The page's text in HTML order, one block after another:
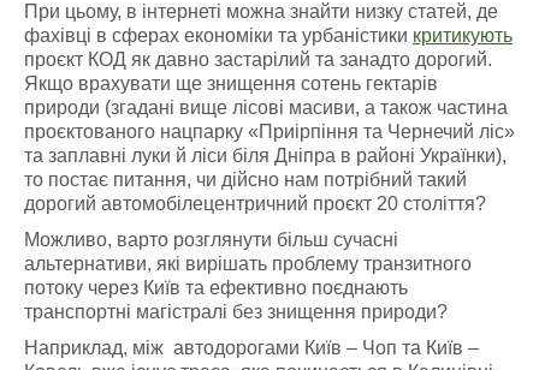
При цьому, в інтернеті можна знайти низку статей, де
фахівці в сферах економіки та урбаністики критикують
проєкт КОД як давно застарілий та занадто дорогий.
Якщо врахувати ще знищення сотень гектарів
природи (згадані вище лісові масиви, а також частина
проєктованого нацпарку «Приірпіння та Чернечий ліс»
та заплавні луки й ліси біля Дніпра в районі Українки),
то постає питання, чи дійсно нам потрібний такий
дорогий автомобілецентричний проєкт 20 століття?
Можливо, варто розглянути більш сучасні
альтернативи, які вирішать проблему транзитного
потоку через Київ та ефективно поєднають
транспортні магістралі без знищення природи?
Наприклад, між автодорогами Київ – Чоп та Київ –